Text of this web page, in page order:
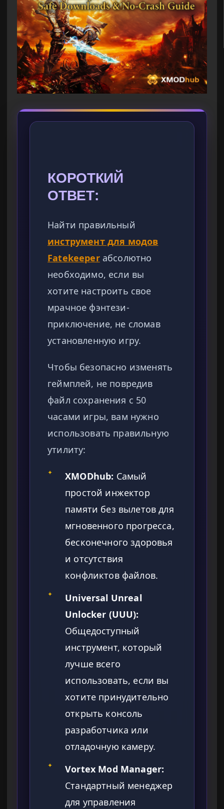
КОРОТКИЙ
ОТВЕТ:
Найти правильный
инструмент для модов
Fatekeeperабсолютно
необходимо, если вы
хотите настроить свое
мрачное фэнтези-
приключение, не сломав
установленную игру.
Чтобы безопасно изменять
геймплей, не повредив
файл сохранения с 50
часами игры, вам нужно
использовать правильную
утилиту:
✦ XMODhub: Самый
простой инжектор
памяти без вылетов для
мгновенного прогресса,
бесконечного здоровья
и отсутствия
конфликтов файлов.
✦
Universal Unreal
Unlocker (UUU):
Общедоступный
инструмент, который
лучше всего
использовать, если вы
хотите принудительно
открыть консоль
разработчика или
отладочную камеру.
✦
Vortex Mod Manager:
Стандартный менеджер
для управления